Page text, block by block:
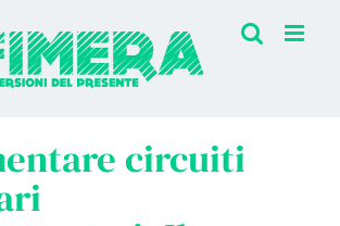
circuiti